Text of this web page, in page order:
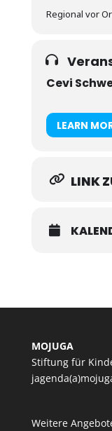
Regional vor
Cevi
LEARN
LINK
MOJUGA
Stiftung für
Weitere